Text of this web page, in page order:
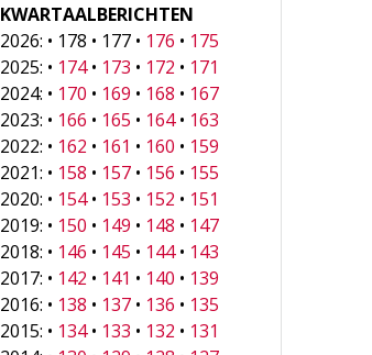
KWARTAALBERICHTEN
2026: • 178 • 177 • 176 • 175
2025: • 174• 173 • 172 • 171
2024: • 170 • 169 • 168 • 167
2023: • 166 • 165 • 164• 163
2022: • 162 • 161 • 160 • 159
2021: • 158 • 157 • 156 • 155
2020: • 154• 153 • 152 • 151
2019: • 150 • 149 • 148 • 147
2018: • 146 • 145 • 144• 143
2017: • 142 • 141 • 140 • 139
2016: • 138 • 137 • 136 • 135
2015: • 134• 133 • 132 • 131